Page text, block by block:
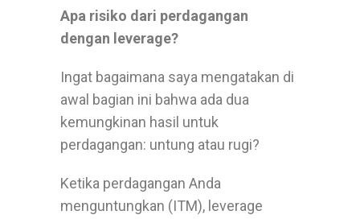
Apa risiko dari perdagangan
dengan leverage?
Ingat bagaimana saya mengatakan di
awal bagian ini bahwa ada dua
kemungkinan hasil untuk
perdagangan: untung atau rugi?
Ketika perdagangan Anda
menguntungkan (ITM), leverage